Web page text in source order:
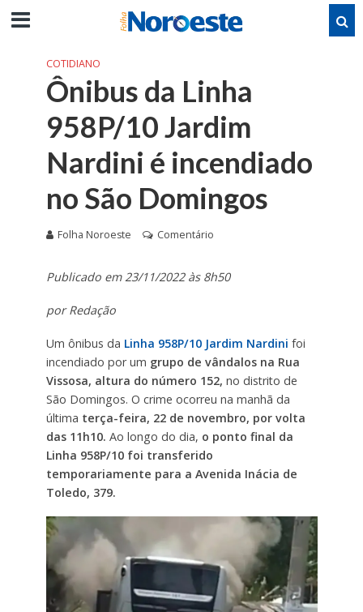
COTIDIANO
Ônibus da Linha
958P/10 Jardim
Nardini é incendiado
no São Domingos
Folha Noroeste Comentário
Publicado em 23/11/2022 às 8h50
por Redação
Um ônibus da Linha 958P/10 Jardim Nardini foi
incendiado por um grupo de vândalos na Rua
Vissosa, altura do número 152, no distrito de
São Domingos. O crime ocorreu na manhã da
última terça-feira, 22 de novembro, por volta
das 11h10. Ao longo do dia, o ponto final da
Linha 958P/10 foi transferido
temporariamente para a Avenida Inácia de
Toledo, 379.